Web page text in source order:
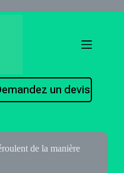
un devis
de la manière